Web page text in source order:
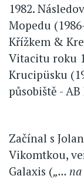
1982.
Mopedu
Křížkem &
Vitacitu roku
Krucipüsku
působiště -
Začínal s
Vikomtkou,
Galaxis („...